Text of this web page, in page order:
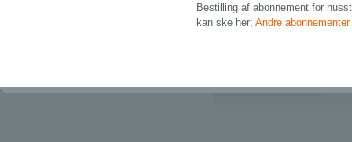
Bestilling af abonnement for
kan ske her; Andre abonnementer